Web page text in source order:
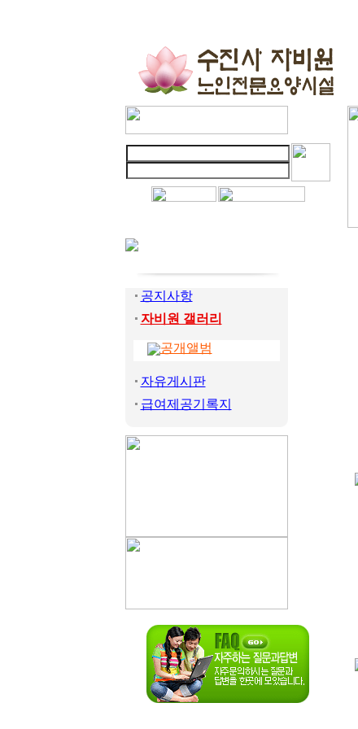
공지사항
자비원 갤러리
공개앨범
자유게시판
급여제공기록지